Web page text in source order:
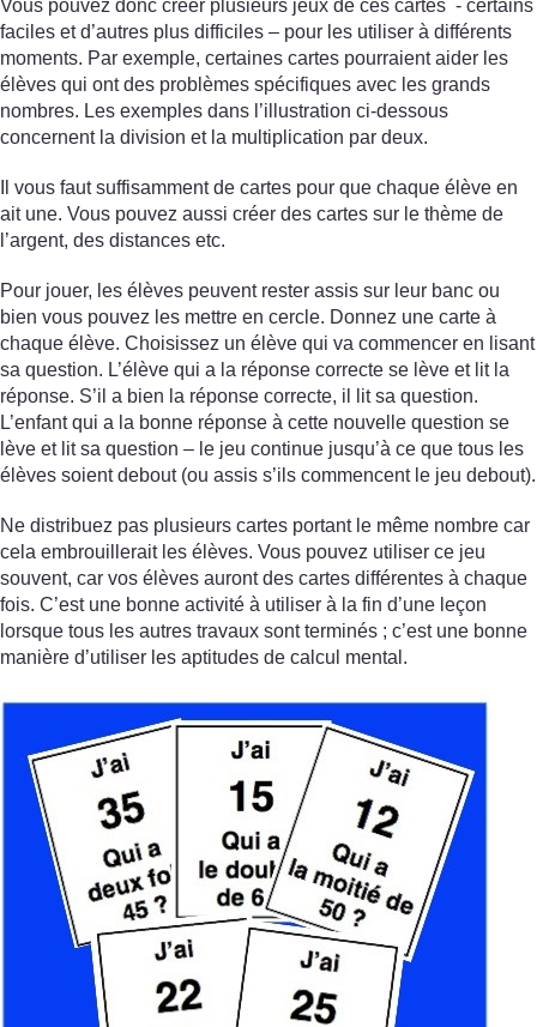
Vous pouvez donc créer plusieurs jeux de ces cartes - certains
faciles et d’autres plus difficiles – pour les utiliser à différents
moments. Par exemple, certaines cartes pourraient aider les
élèves qui ont des problèmes spécifiques avec les grands
nombres. Les exemples dans l’illustration ci-dessous
concernent la division et la multiplication par deux.
Il vous faut suffisamment de cartes pour que chaque élève en
ait une. Vous pouvez aussi créer des cartes sur le thème de
l’argent, des distances etc.
Pour jouer, les élèves peuvent rester assis sur leur banc ou
bien vous pouvez les mettre en cercle. Donnez une carte à
chaque élève. Choisissez un élève qui va commencer en lisant
sa question. L’élève qui a la réponse correcte se lève et lit la
réponse. S’il a bien la réponse correcte, il lit sa question.
L’enfant qui a la bonne réponse à cette nouvelle question se
lève et lit sa question – le jeu continue jusqu’à ce que tous les
élèves soient debout (ou assis s’ils commencent le jeu debout).
Ne distribuez pas plusieurs cartes portant le même nombre car
cela embrouillerait les élèves. Vous pouvez utiliser ce jeu
souvent, car vos élèves auront des cartes différentes à chaque
fois. C’est une bonne activité à utiliser à la fin d’une leçon
lorsque tous les autres travaux sont terminés ; c’est une bonne
manière d’utiliser les aptitudes de calcul mental.